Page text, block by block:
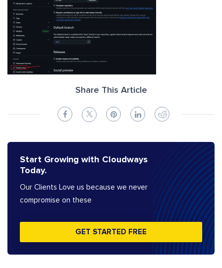
Share This Article
Start Growing with Cloudways
Today.
Our Clients Love us because we never
compromise on these
GET STARTED FREE